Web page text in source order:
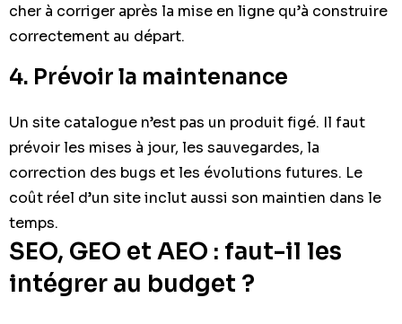
cher à corriger après la mise en ligne qu’à construire
correctement au départ.
4. Prévoir la maintenance
Un site catalogue n’est pas un produit figé. Il faut
prévoir les mises à jour, les sauvegardes, la
correction des bugs et les évolutions futures. Le
coût réel d’un site inclut aussi son maintien dans le
temps.
SEO, GEO et AEO : faut-il les
intégrer au budget ?